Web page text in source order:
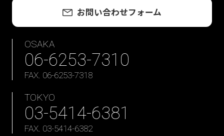
お問い合わせフォーム
OSAKA
06-6253-7310
FAX. 06-6253-7318
TOKYO
03-5414-6381
FAX. 03-5414-6382